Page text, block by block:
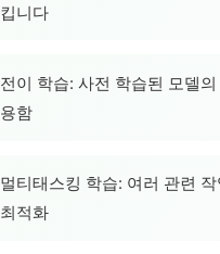
킵니다
전이 학습: 사전 학습된 모델
용함
멀티태스킹 학습: 여러 관련
최적화